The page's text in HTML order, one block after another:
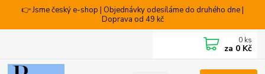
👉 Jsme český e-shop | Objednávky odesíláme do druhého dne |
Doprava od 49 kč
0 ks
za 0 Kč